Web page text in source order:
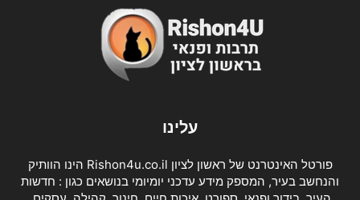
עלינו
פורטל האינטרנט של ראשון לציון Rishon4u.co.il הינו הוותיק
והנחשב בעיר, המספק מידע עדכני יומיומי בנושאים כגון : חדשות